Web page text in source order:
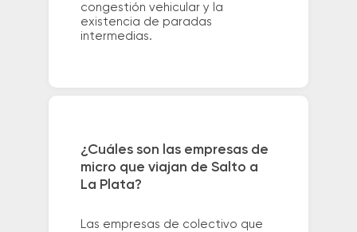
congestión vehicular y la
existencia de paradas
intermedias.
¿Cuáles son las empresas de
micro que viajan de Salto a
La Plata?
Las empresas de colectivo que